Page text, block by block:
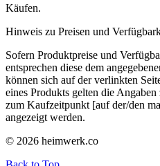
Käufen.
Hinweis zu Preisen und
Sofern Produktpreise und
entsprechen diese dem
können sich auf der verlinkten
eines Produkts gelten die
zum Kaufzeitpunkt [auf der/den
angezeigt werden.
© 2026 heimwerk.co